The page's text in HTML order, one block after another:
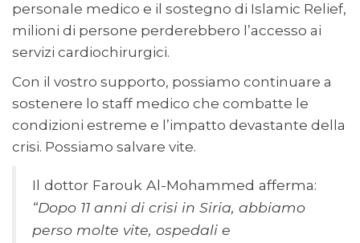
personale medico e il sostegno di Islamic Relief,
milioni di persone perderebbero l’accesso ai
servizi cardiochirurgici.
Con il vostro supporto, possiamo continuare a
sostenere lo staff medico che combatte le
condizioni estreme e l’impatto devastante della
crisi. Possiamo salvare vite.
Il dottor Farouk Al-Mohammed afferma:
“Dopo 11 anni di crisi in Siria, abbiamo
perso molte vite, ospedali e